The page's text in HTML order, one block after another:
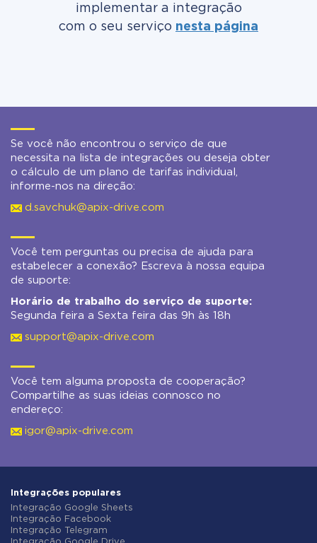
implementar a integração
com o seu serviço nesta página
Se você não encontrou o serviço de que
necessita na lista de integrações ou deseja obter
o cálculo de um plano de tarifas individual,
informe-nos na direção:
d.savchuk@apix-drive.com
Você tem perguntas ou precisa de ajuda para
estabelecer a conexão? Escreva à nossa equipa
de suporte:
Horário de trabalho do serviço de suporte:
Segunda feira a Sexta feira das 9h às 18h
support@apix-drive.com
Você tem alguma proposta de cooperação?
Compartilhe as suas ideias connosco no
endereço:
igor@apix-drive.com
Integrações populares
Integração Google Sheets
Integração Facebook
Integração Telegram